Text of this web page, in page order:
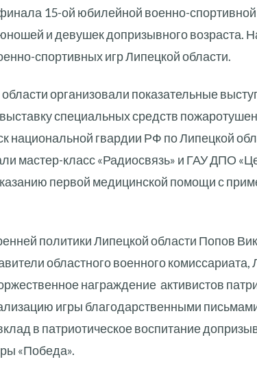
15-ой юбилейной военно-
и девушек допризывного возраста.
спортивных игр Липецкой области.
организовали показательные
специальных средств
гвардии РФ по Липецкой
мастер-класс «Радиосвязь» и ГАУ ДПО
первой медицинской помощи с
политики Липецкой области Попов
областного военного
награждение активистов
игры благодарственными
в патриотическое воспитание
«Победа».